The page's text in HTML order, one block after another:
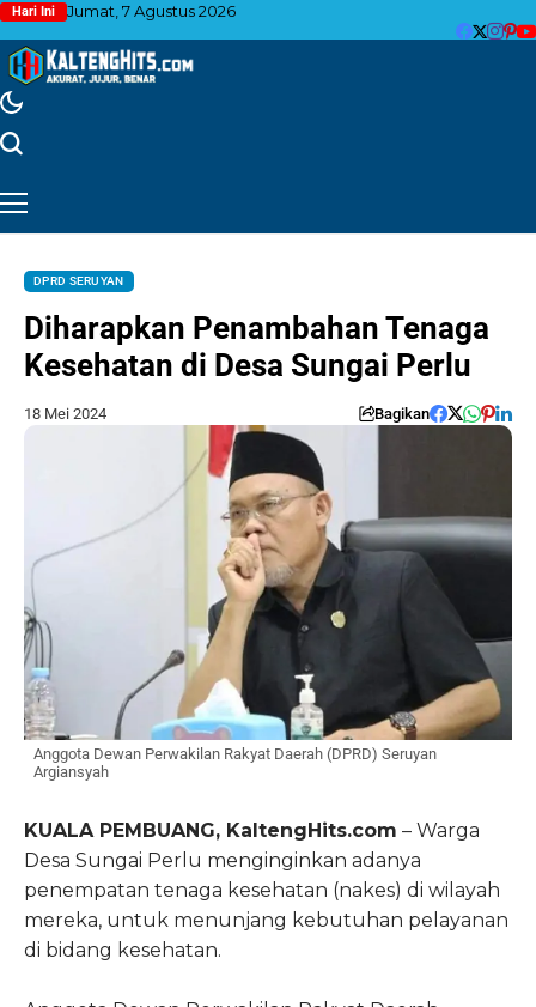
Hari Ini Jumat, 7 Agustus 2026
DPRD SERUYAN
Diharapkan Penambahan Tenaga
Kesehatan di Desa Sungai Perlu
18 Mei 2024 Bagikan
Anggota Dewan Perwakilan Rakyat Daerah (DPRD) Seruyan
Argiansyah
KUALA PEMBUANG, KaltengHits.com – Warga
Desa Sungai Perlu menginginkan adanya
penempatan tenaga kesehatan (nakes) di wilayah
mereka, untuk menunjang kebutuhan pelayanan
di bidang kesehatan.